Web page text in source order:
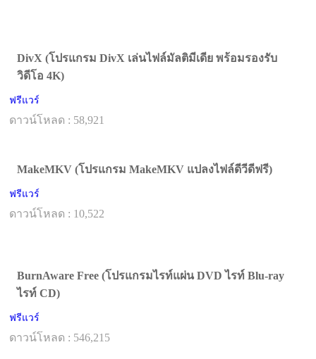
DivX (โปรแกรม DivX เล่นไฟล์มัลติมีเดีย พร้อมรองรับ
วิดีโอ 4K)
ฟรีแวร์
ดาวน์โหลด : 58,921
MakeMKV (โปรแกรม MakeMKV แปลงไฟล์ดีวีดีฟรี)
ฟรีแวร์
ดาวน์โหลด : 10,522
BurnAware Free (โปรแกรมไรท์แผ่น DVD ไรท์ Blu-ray
ไรท์ CD)
ฟรีแวร์
ดาวน์โหลด : 546,215